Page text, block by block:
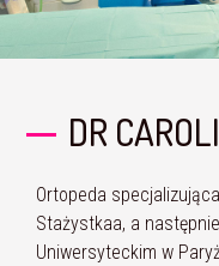
DR
Ortopeda
Stażystkaa, a
Uniwersyteckim w